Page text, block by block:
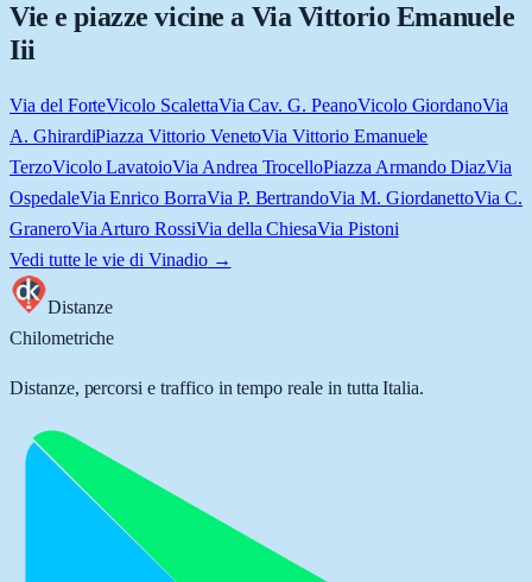
Vie e piazze vicine a Via Vittorio Emanuele
Iii
Via del ForteVicolo ScalettaVia Cav. G. PeanoVicolo GiordanoVia
A. GhirardiPiazza Vittorio VenetoVia Vittorio Emanuele
TerzoVicolo LavatoioVia Andrea TrocelloPiazza Armando DiazVia
OspedaleVia Enrico BorraVia P. BertrandoVia M. GiordanettoVia C.
GraneroVia Arturo RossiVia della ChiesaVia Pistoni
Vedi tutte le vie di Vinadio→
Distanze
Chilometriche
Distanze, percorsi e traffico in tempo reale in tutta Italia.